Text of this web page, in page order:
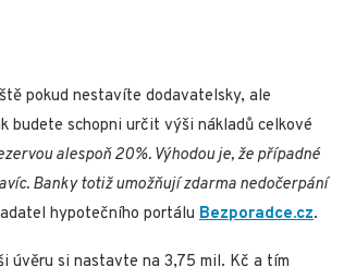
pokud nestavíte dodavatelsky, ale
budete schopni určit výši nákladů celkové
alespoň 20%. Výhodou je, že případné
Banky totiž umožňují zdarma nedočerpání
hypotečního portálu Bezporadce.cz.
úvěru si nastavte na 3,75 mil. Kč a tím